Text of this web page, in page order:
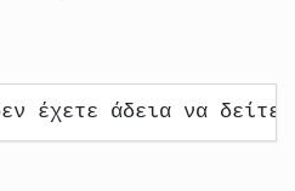
έχετε άδεια να δείτε